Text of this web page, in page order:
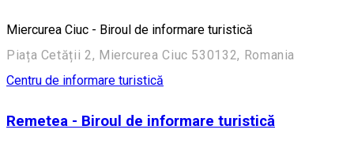
Miercurea Ciuc - Biroul de informare turistică
Piața Cetății 2, Miercurea Ciuc 530132, Romania
Centru de informare turistică
Remetea - Biroul de informare turistică